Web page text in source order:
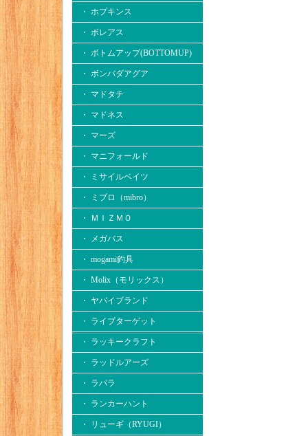
・ ホプキンス
・ ボレアス
・ ボトムアップ(BOTTOMUP)
・ ボンバダアグア
・ マドタチ
・ マドネス
・ マーズ
・ マニフォールド
・ ミサイルベイツ
・ ミブロ（mibro）
・ ＭＩＺＭＯ
・ メガバス
・ mogami釣具
・ Molix（モリックス）
・ ヤバイブランド
・ ライブターゲット
・ ラッキークラフト
・ ラッドルアーズ
・ ラパラ
・ ランカーハント
・ リューギ（RYUGI）